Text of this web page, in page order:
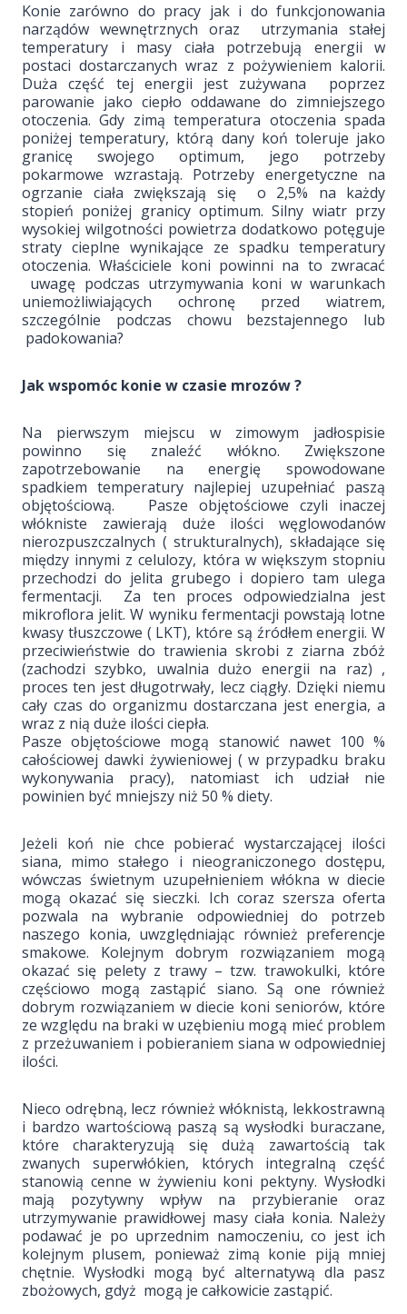
Konie zarówno do pracy jak i do funkcjonowania
narządów wewnętrznych oraz utrzymania stałej
temperatury i masy ciała potrzebują energii w
postaci dostarczanych wraz z pożywieniem kalorii.
Duża część tej energii jest zużywana poprzez
parowanie jako ciepło oddawane do zimniejszego
otoczenia. Gdy zimą temperatura otoczenia spada
poniżej temperatury, którą dany koń toleruje jako
granicę swojego optimum, jego potrzeby
pokarmowe wzrastają. Potrzeby energetyczne na
ogrzanie ciała zwiększają się o 2,5% na każdy
stopień poniżej granicy optimum. Silny wiatr przy
wysokiej wilgotności powietrza dodatkowo potęguje
straty cieplne wynikające ze spadku temperatury
otoczenia. Właściciele koni powinni na to zwracać
uwagę podczas utrzymywania koni w warunkach
uniemożliwiających ochronę przed wiatrem,
szczególnie podczas chowu bezstajennego lub
padokowania?
Jak wspomóc konie w czasie mrozów ?
Na pierwszym miejscu w zimowym jadłospisie
powinno się znaleźć włókno. Zwiększone
zapotrzebowanie na energię spowodowane
spadkiem temperatury najlepiej uzupełniać paszą
objętościową. Pasze objętościowe czyli inaczej
włókniste zawierają duże ilości węglowodanów
nierozpuszczalnych ( strukturalnych), składające się
między innymi z celulozy, która w większym stopniu
przechodzi do jelita grubego i dopiero tam ulega
fermentacji. Za ten proces odpowiedzialna jest
mikroflora jelit. W wyniku fermentacji powstają lotne
kwasy tłuszczowe ( LKT), które są źródłem energii. W
przeciwieństwie do trawienia skrobi z ziarna zbóż
(zachodzi szybko, uwalnia dużo energii na raz) ,
proces ten jest długotrwały, lecz ciągły. Dzięki niemu
cały czas do organizmu dostarczana jest energia, a
wraz z nią duże ilości ciepła.
Pasze objętościowe mogą stanowić nawet 100 %
całościowej dawki żywieniowej ( w przypadku braku
wykonywania pracy), natomiast ich udział nie
powinien być mniejszy niż 50 % diety.
Jeżeli koń nie chce pobierać wystarczającej ilości
siana, mimo stałego i nieograniczonego dostępu,
wówczas świetnym uzupełnieniem włókna w diecie
mogą okazać się sieczki. Ich coraz szersza oferta
pozwala na wybranie odpowiedniej do potrzeb
naszego konia, uwzględniając również preferencje
smakowe. Kolejnym dobrym rozwiązaniem mogą
okazać się pelety z trawy – tzw. trawokulki, które
częściowo mogą zastąpić siano. Są one również
dobrym rozwiązaniem w diecie koni seniorów, które
ze względu na braki w uzębieniu mogą mieć problem
z przeżuwaniem i pobieraniem siana w odpowiedniej
ilości.
Nieco odrębną, lecz również włóknistą, lekkostrawną
i bardzo wartościową paszą są wysłodki buraczane,
które charakteryzują się dużą zawartością tak
zwanych superwłókien, których integralną część
stanowią cenne w żywieniu koni pektyny. Wysłodki
mają pozytywny wpływ na przybieranie oraz
utrzymywanie prawidłowej masy ciała konia. Należy
podawać je po uprzednim namoczeniu, co jest ich
kolejnym plusem, ponieważ zimą konie piją mniej
chętnie. Wysłodki mogą być alternatywą dla pasz
zbożowych, gdyż mogą je całkowicie zastąpić.